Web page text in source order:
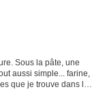
Sous la pâte, une
aussi simple... farine,
que je trouve dans la